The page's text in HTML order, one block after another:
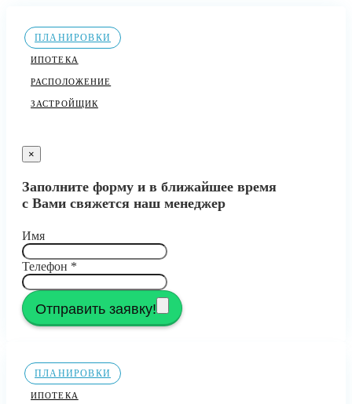
ПЛАНИРОВКИ
ИПОТЕКА
РАСПОЛОЖЕНИЕ
ЗАСТРОЙЩИК
×
Заполните форму и в ближайшее время
с Вами свяжется наш менеджер
Имя
Телефон *
Отправить заявку!
ПЛАНИРОВКИ
ИПОТЕКА